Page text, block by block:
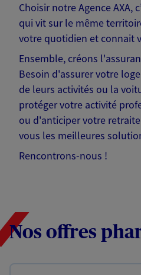
Choisir notre Agence AXA,
qui vit sur le même
votre quotidien et connait
Ensemble, créons
Besoin d'assurer votre
de leurs activités ou la
protéger votre activité
ou d'anticiper votre
vous les meilleures
Rencontrons-nous !
Nos offres